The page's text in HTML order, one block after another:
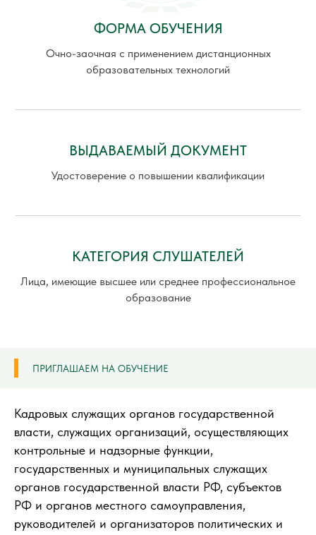
ФОРМА ОБУЧЕНИЯ
Очно-заочная с применением дистанционных
образовательных технологий
ВЫДАВАЕМЫЙ ДОКУМЕНТ
Удостоверение о повышении квалификации
КАТЕГОРИЯ СЛУШАТЕЛЕЙ
Лица, имеющие высшее или среднее профессиональное
образование
ПРИГЛАШАЕМ НА ОБУЧЕНИЕ
Кадровых служащих органов государственной
власти, служащих организаций, осуществляющих
контрольные и надзорные функции,
государственных и муниципальных служащих
органов государственной власти РФ, субъектов
РФ и органов местного самоуправления,
руководителей и организаторов политических и